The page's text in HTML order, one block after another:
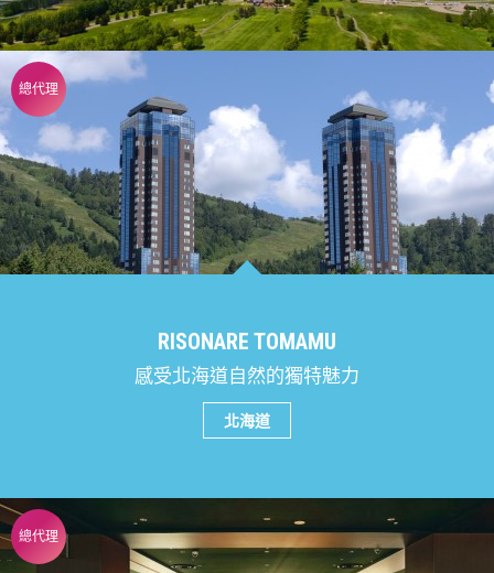
總代理
RISONARE TOMAMU
感受北海道自然的獨特魅力
北海道
總代理